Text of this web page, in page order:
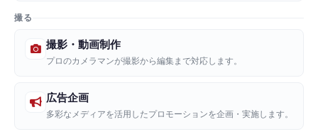
撮る
撮影・動画制作
プロのカメラマンが撮影から編集まで対応します。
広告企画
多彩なメディアを活用したプロモーションを企画・実施します。